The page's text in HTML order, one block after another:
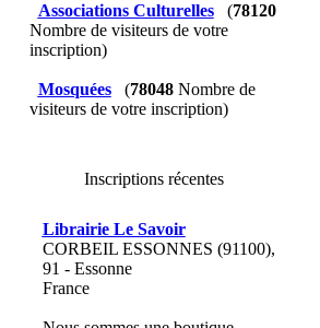
Associations Culturelles (78120
Nombre de visiteurs de votre
inscription)
Mosquées (78048Nombre de
visiteurs de votre inscription)
Inscriptions récentes
Librairie Le Savoir
CORBEIL ESSONNES (91100),
91 - Essonne
France